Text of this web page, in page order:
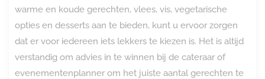
warme en koude gerechten, vlees, vis, vegetarische
opties en desserts aan te bieden, kunt u ervoor zorgen
dat er voor iedereen iets lekkers te kiezen is. Het is altijd
verstandig om advies in te winnen bij de cateraar of
evenementenplanner om het juiste aantal gerechten te